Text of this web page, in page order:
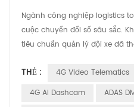
Ngành công nghiệp logistics
cuộc chuyển đổi số sâu sắc.
tiêu chuẩn quản lý đội xe đã
thông qua GPS là không đủ;
nay yêu cầu khả năng "quan
THẺ : 4G Video Telematics
4G AI Dashcam
ADAS